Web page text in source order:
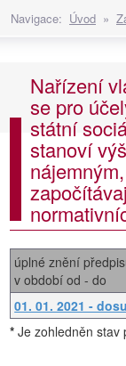
Navigace: Úvod »
Nařízení
se pro
státní
stanoví
úplné znění
v období od - do
01. 01. 2021 -
* Je zohledněn stav